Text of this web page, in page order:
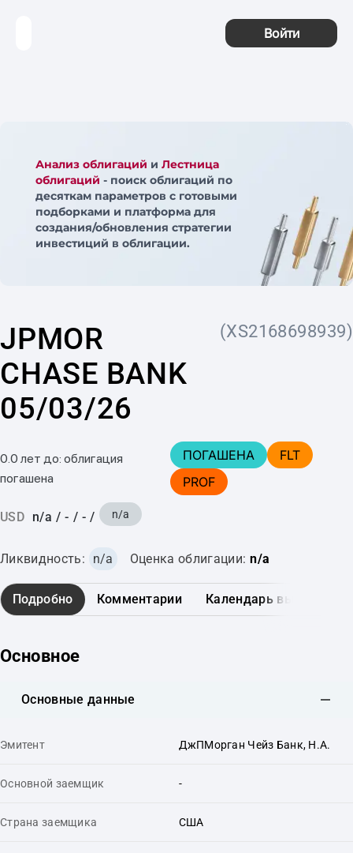
Войти
Анализ облигаций и Лестница
облигаций - поиск облигаций по
десяткам параметров с готовыми
подборками и платформа для
создания/обновления стратегии
инвестиций в облигации.
JPMOR
CHASE BANK
05/03/26
(XS2168698939)
0.0 лет до: облигация
погашена
ПОГАШЕНА
FLT
PROF
USD n/a / - / - / n/a
Ликвидность: n/a Оценка облигации: n/a
Подробно Комментарии Календарь выплат
Основное
Основные данные
Эмитент ДжПМорган Чейз Банк, Н.А.
Основной заемщик -
Страна заемщика США